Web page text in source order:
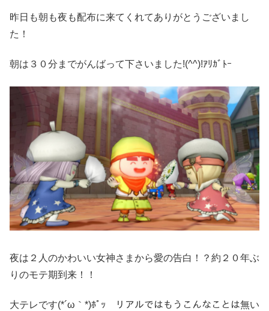
昨日も朝も夜も配布に来てくれてありがとうございまし
た！
朝は３０分までがんばって下さいました!(^^)!ｱﾘｶﾞﾄｰ
夜は２人のかわいい女神さまから愛の告白！？約２０年ぶ
りのモテ期到来！！
大テレです(*´ω｀*)ﾎﾟｯ リアルではもうこんなことは無い